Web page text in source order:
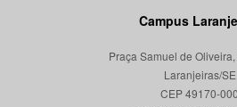
Campus
Praça Samuel de
Laranjeiras/SE
CEP 49170-000